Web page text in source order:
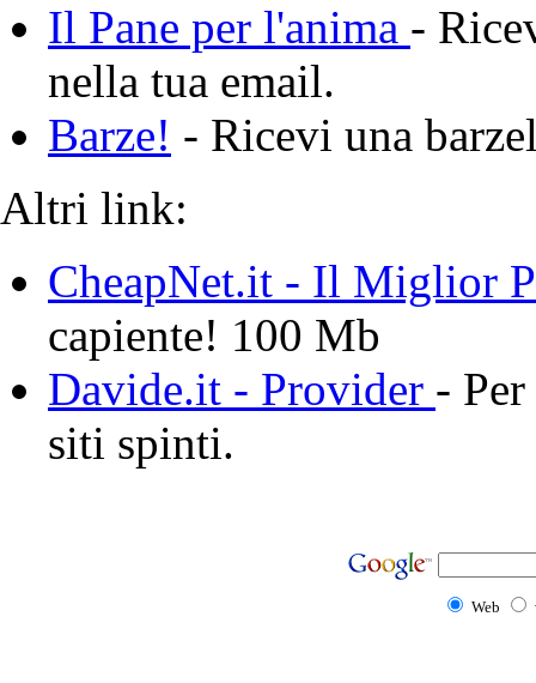
Il Pane per l'anima -
nella tua email.
Barze! - Ricevi una
Altri link:
CheapNet.it - Il Miglior
capiente! 100 Mb
Davide.it - Provider -
siti spinti.
Web